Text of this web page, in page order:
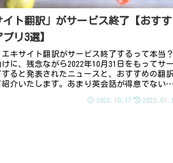
イト翻訳」がサービス終了【おすす
リ3選】
エキサイト翻訳がサービス終了するって本当？
に、残念ながら2022年10月31日をもってサー
すると発表されたニュースと、おすすめの翻
紹介いたします。あまり英会話が得意でない人
2022.10.17